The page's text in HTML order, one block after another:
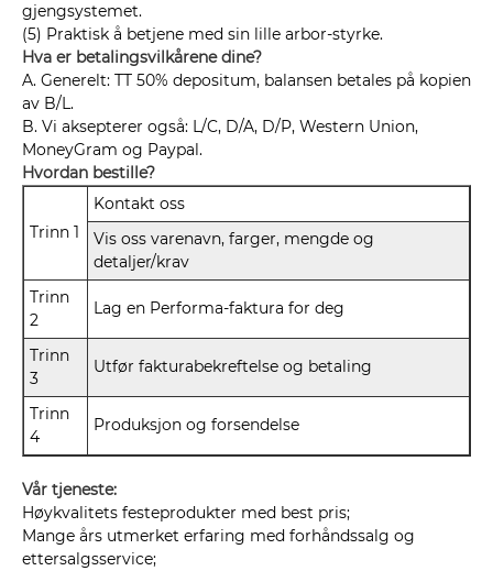
gjengsystemet.
(5) Praktisk å betjene med sin lille arbor-styrke.
Hva er betalingsvilkårene dine?
A. Generelt: TT 50% depositum, balansen betales på kopien
av B/L.
B. Vi aksepterer også: L/C, D/A, D/P, Western Union,
MoneyGram og Paypal.
Hvordan bestille?
Trinn 1
Kontakt oss
Vis oss varenavn, farger, mengde og
detaljer/krav
Trinn
2
Lag en Performa-faktura for deg
Trinn
3
Utfør fakturabekreftelse og betaling
Trinn
4
Produksjon og forsendelse
Vår tjeneste:
Høykvalitets festeprodukter med best pris;
Mange års utmerket erfaring med forhåndssalg og
ettersalgsservice;